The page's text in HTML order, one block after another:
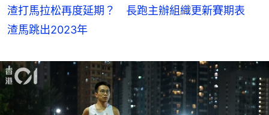
渣打馬拉松再度延期？ 長跑主辦組織更新賽期表
渣馬跳出2023年